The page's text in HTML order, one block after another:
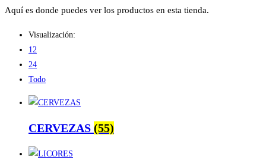
Aquí es donde puedes ver los productos en esta tienda.
Visualización:
12
24
Todo
CERVEZAS (55)